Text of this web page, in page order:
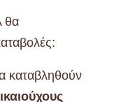
θα
καταβληθούν